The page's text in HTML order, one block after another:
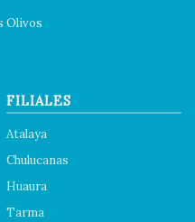
Olivos
FILIALES
Atalaya
Chulucanas
Huaura
Tarma